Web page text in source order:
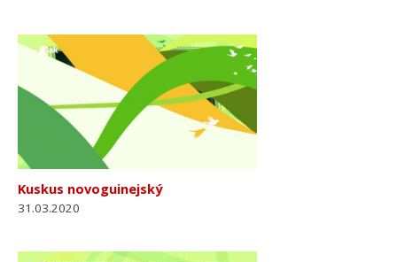
Kuskus novoguinejský
31.03.2020